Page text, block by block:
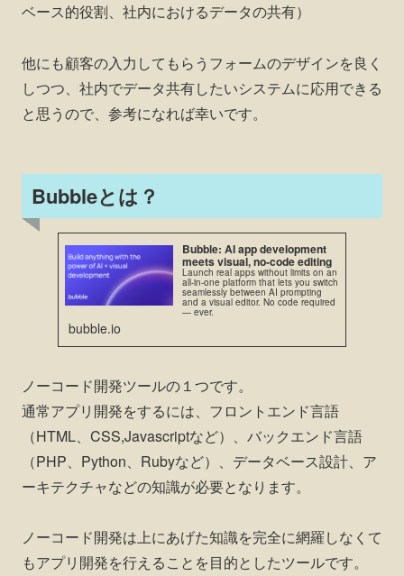
ベース的役割、社内におけるデータの共有）
他にも顧客の入力してもらうフォームのデザインを良く
しつつ、社内でデータ共有したいシステムに応用できる
と思うので、参考になれば幸いです。
Bubbleとは？
Bubble: AI app development
meets visual, no-code editing
Launch real apps without limits on an
all-in-one platform that lets you switch
seamlessly between AI prompting
and a visual editor. No code required
— ever.
bubble.io
ノーコード開発ツールの１つです。
通常アプリ開発をするには、フロントエンド言語
（HTML、CSS,Javascriptなど）、バックエンド言語
（PHP、Python、Rubyなど）、データベース設計、ア
ーキテクチャなどの知識が必要となります。
ノーコード開発は上にあげた知識を完全に網羅しなくて
もアプリ開発を行えることを目的としたツールです。